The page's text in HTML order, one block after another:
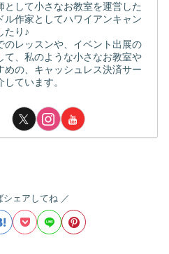
として小さなお教室を運営した
ル作家としてハワイアンキャン
たり♪
のレッスンや、イベント出展の
て、私のような小さなお教室や
めの、キャッシュレス決済サー
ています。
シェアしてね